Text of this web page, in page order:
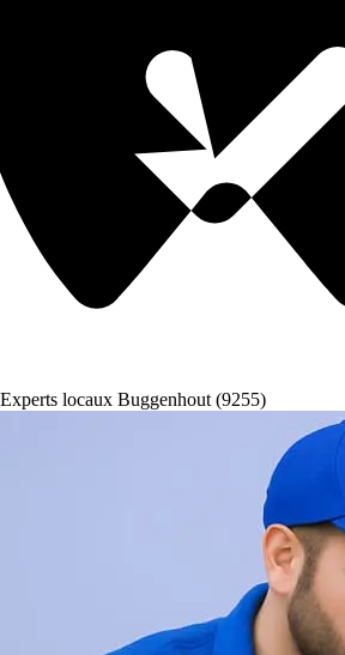
Experts locaux Buggenhout (9255)